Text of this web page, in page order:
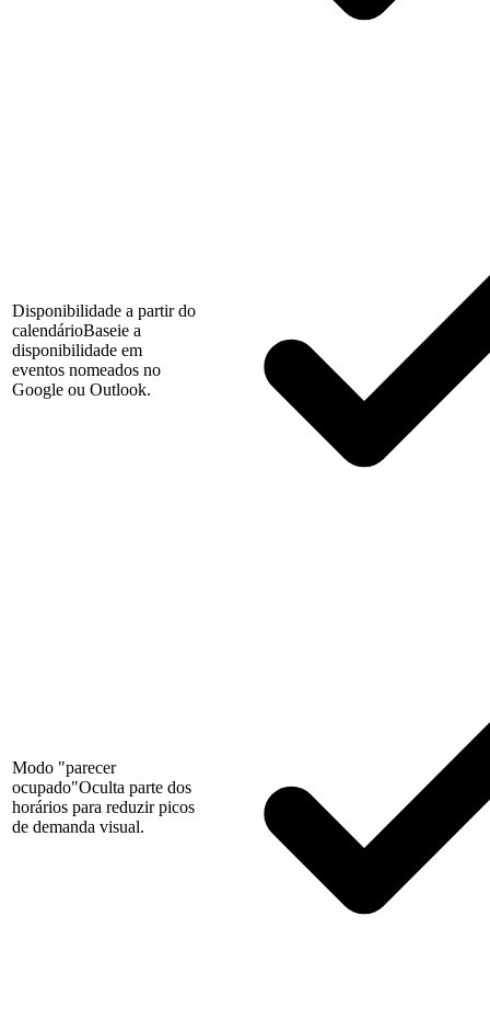
Disponibilidade a partir do
calendárioBaseie a
disponibilidade em
eventos nomeados no
Google ou Outlook.
Modo "parecer
ocupado"Oculta parte dos
horários para reduzir picos
de demanda visual.